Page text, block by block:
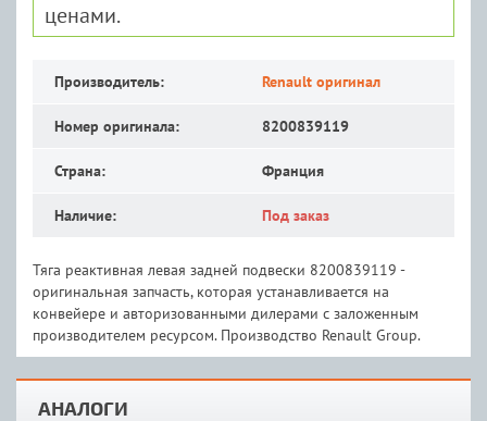
ценами.
Производитель: Renault оригинал
Номер оригинала: 8200839119
Страна: Франция
Наличие: Под заказ
Тяга реактивная левая задней подвески 8200839119 -
оригинальная запчасть, которая устанавливается на
конвейере и авторизованными дилерами с заложенным
производителем ресурсом. Производство Renault Group.
АНАЛОГИ